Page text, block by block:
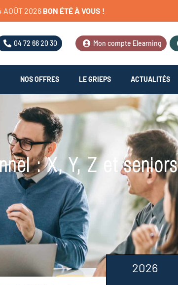
AOÛT 2026 BON ÉTÉÀ VOUS !
04 72 66 20 30 Mon compte Elearning
NOS OFFRES LE GRIEPS ACTUALITÉS
: X, Y, Z et seniors
2026